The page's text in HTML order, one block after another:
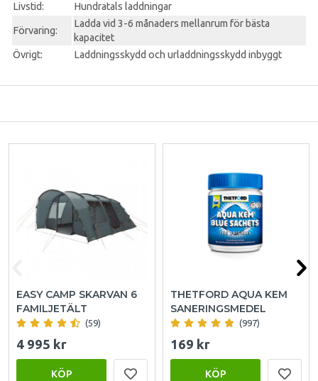
Livstid:
Hundratals laddningar
Förvaring:
Ladda vid 3-6 månaders mellanrum för bästa
kapacitet
Övrigt:
Laddningsskydd och urladdningsskydd inbyggt
EASY CAMP SKARVAN 6
FAMILJETÄLT
(59)
4 995 kr
KÖP
THETFORD AQUA KEM
SANERINGSMEDEL
(997)
169 kr
KÖP